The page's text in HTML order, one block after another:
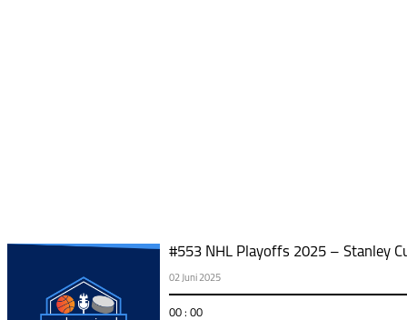
#553 NHL Playoffs 2025 – Stanley
02 Juni 2025
00 : 00